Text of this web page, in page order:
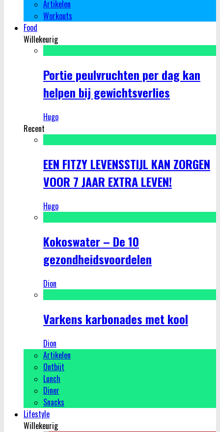
Artikelen
Workouts
Food
Willekeurig
Portie peulvruchten per dag kan
helpen bij gewichtsverlies
Hugo
Recent
EEN FITZY LEVENSSTIJL KAN ZORGEN
VOOR 7 JAAR EXTRA LEVEN!
Hugo
Kokoswater – De 10
gezondheidsvoordelen
Dion
Varkens karbonades met kool
Dion
Artikelen
Ontbijt
Lunch
Diner
Snacks
Lifestyle
Willekeurig